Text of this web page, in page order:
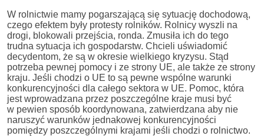
W rolnictwie mamy pogarszającą się sytuację dochodową,
czego efektem były protesty rolników. Rolnicy wyszli na
drogi, blokowali przejścia, ronda. Zmusiła ich do tego
trudna sytuacja ich gospodarstw. Chcieli uświadomić
decydentom, że są w okresie wielkiego kryzysu. Stąd
potrzeba pewnej pomocy i ze strony UE, ale także ze strony
kraju. Jeśli chodzi o UE to są pewne wspólne warunki
konkurencyjności dla całego sektora w UE. Pomoc, która
jest wprowadzana przez poszczególne kraje musi być
w pewien sposób koordynowana, zatwierdzana aby nie
naruszyć warunków jednakowej konkurencyjności
pomiędzy poszczególnymi krajami jeśli chodzi o rolnictwo.